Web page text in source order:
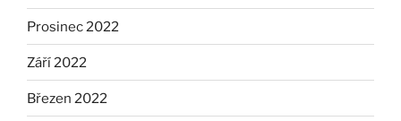
Prosinec 2022
Září 2022
Březen 2022